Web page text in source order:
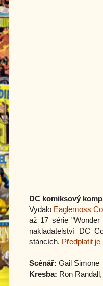
DC komiksový
Vydalo Eaglemoss
až 17 série
nakladatelství DC
stáncích. Předplatit
Scénář: Gail Simone
Kresba: Ron